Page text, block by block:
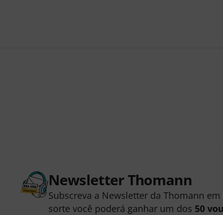
Newsletter Thomann
Subscreva a Newsletter da Thomann
sorte você poderá ganhar um dos 50